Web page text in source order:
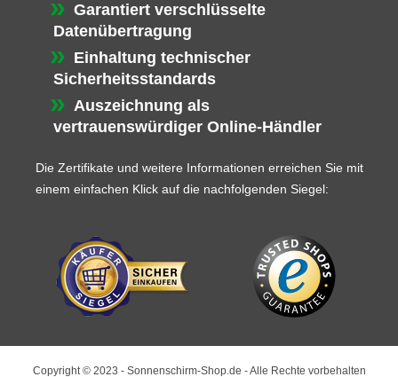
Garantiert verschlüsselte
Datenübertragung
Einhaltung technischer
Sicherheitsstandards
Auszeichnung als
vertrauenswürdiger Online-Händler
Die Zertifikate und weitere Informationen erreichen Sie mit
einem einfachen Klick auf die nachfolgenden Siegel:
Copyright © 2023 - Sonnenschirm-Shop.de - Alle Rechte vorbehalten